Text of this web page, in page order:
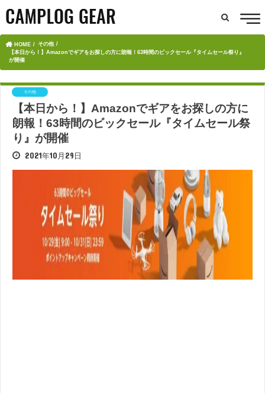
HOME
その他
【本日から！】Amazonでギアをお探しの方に朗報！63時間のビックセール『タイムセール祭り』
が開催
その他
【本日から！】Amazonでギアをお探しの方に
朗報！63時間のビックセール『タイムセール祭
り』が開催
2021年10月29日